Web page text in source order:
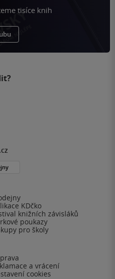
tisíce knih
KDčko
knižních závisláků
poukazy
pro školy
a vrácení
cookies